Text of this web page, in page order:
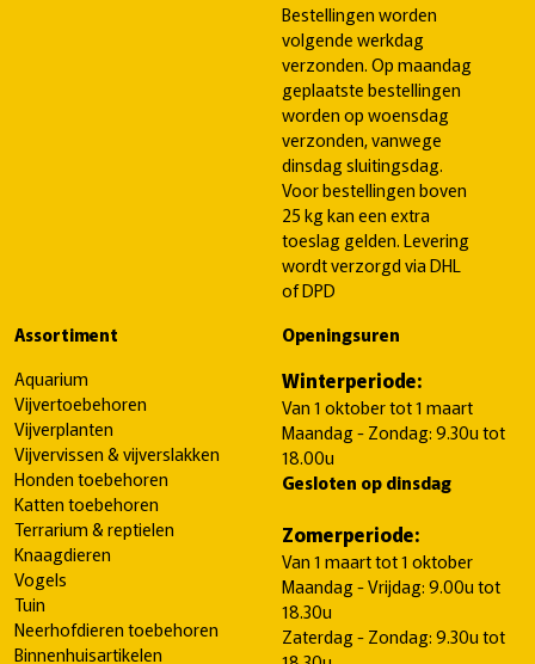
Bestellingen worden
volgende werkdag
verzonden. Op maandag
geplaatste bestellingen
worden op woensdag
verzonden, vanwege
dinsdag sluitingsdag.
Voor bestellingen boven
25 kg kan een extra
toeslag gelden. Levering
wordt verzorgd via DHL
of DPD
Assortiment
Aquarium
Vijvertoebehoren
Vijverplanten
Vijvervissen & vijverslakken
Honden toebehoren
Katten toebehoren
Terrarium & reptielen
Knaagdieren
Vogels
Tuin
Neerhofdieren toebehoren
Binnenhuisartikelen
Openingsuren
Winterperiode:
Van 1 oktober tot 1 maart
Maandag - Zondag: 9.30u tot
18.00u
Gesloten op dinsdag
Zomerperiode:
Van 1 maart tot 1 oktober
Maandag - Vrijdag: 9.00u tot
18.30u
Zaterdag - Zondag: 9.30u tot